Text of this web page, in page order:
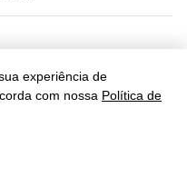
experiência de
com nossa Política de19